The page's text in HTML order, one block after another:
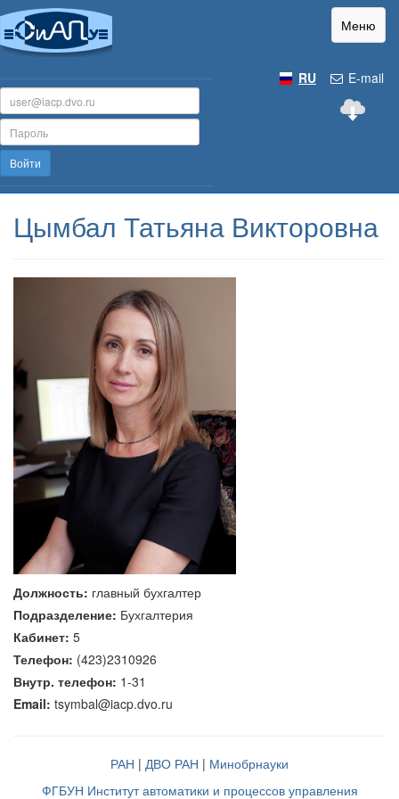
Меню
E-mail
RU
Войти
Цымбал Татьяна Викторовна
Должность: главный бухгалтер
Подразделение: Бухгалтерия
Кабинет: 5
Телефон: (423)2310926
Внутр. телефон: 1-31
Email: tsymbal@iacp.dvo.ru
РАН | ДВО РАН | Минобрнауки
ФГБУН Институт автоматики и процессов управления